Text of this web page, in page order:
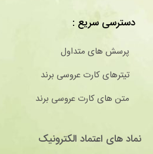
دسترسی سریع :
پرسش های متداول
تیترهای کارت عروسی برند
متن های کارت عروسی برند
نماد های اعتماد الکترونیک